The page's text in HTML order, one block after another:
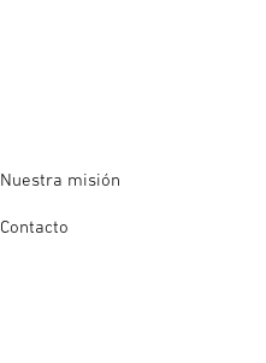
Nuestra misión
Contacto